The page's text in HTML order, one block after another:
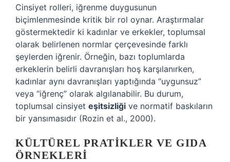
Cinsiyet rolleri, iğrenme duygusunun
biçimlenmesinde kritik bir rol oynar. Araştırmalar
göstermektedir ki kadınlar ve erkekler, toplumsal
olarak belirlenen normlar çerçevesinde farklı
şeylerden iğrenir. Örneğin, bazı toplumlarda
erkeklerin belirli davranışları hoş karşılanırken,
kadınlar aynı davranışları yaptığında “uygunsuz”
veya “iğrenç” olarak algılanabilir. Bu durum,
toplumsal cinsiyet eşitsizliği ve normatif baskıların
bir yansımasıdır (Rozin et al., 2000).
KÜLTÜREL PRATIKLER VE GIDA
ÖRNEKLERI